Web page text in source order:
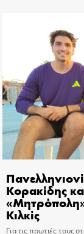
Κορακίδης
Κιλκίς
Για τις πρωτιές τους